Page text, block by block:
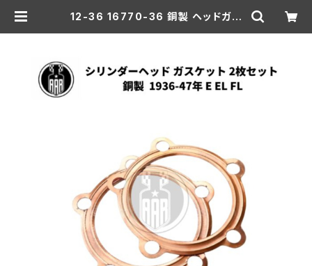
12-36 16770-36 銅製 ヘッドガス